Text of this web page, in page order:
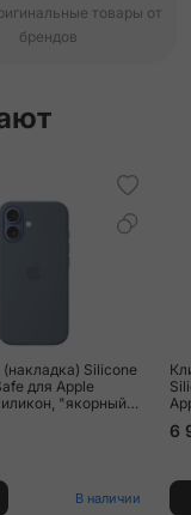
товары от
брендов
Silicone
для Apple
"якорный
В наличии
6